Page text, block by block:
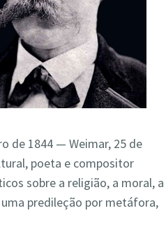
de 1844 — Weimar, 25 de
poeta e compositor
sobre a religião, a moral, a
predileção por metáfora,